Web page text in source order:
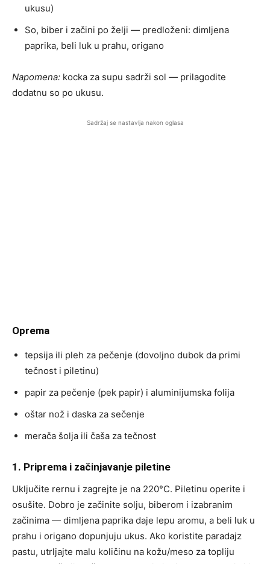
ukusu)
So, biber i začini po želji — predloženi: dimljena
paprika, beli luk u prahu, origano
Napomena: kocka za supu sadrži sol — prilagodite
dodatnu so po ukusu.
Sadržaj se nastavlja nakon oglasa
Oprema
tepsija ili pleh za pečenje (dovoljno dubok da primi
tečnost i piletinu)
papir za pečenje (pek papir) i aluminijumska folija
oštar nož i daska za sečenje
merača šolja ili čaša za tečnost
1. Priprema i začinjavanje piletine
Uključite rernu i zagrejte je na 220°C. Piletinu operite i
osušite. Dobro je začinite solju, biberom i izabranim
začinima — dimljena paprika daje lepu aromu, a beli luk u
prahu i origano dopunjuju ukus. Ako koristite paradajz
pastu, utrljajte malu količinu na kožu/meso za topliju